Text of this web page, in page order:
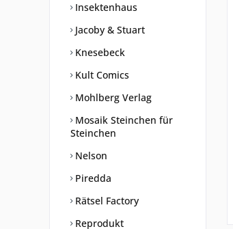
Insektenhaus
Jacoby & Stuart
Knesebeck
Kult Comics
Mohlberg Verlag
Mosaik Steinchen für
Steinchen
Nelson
Piredda
Rätsel Factory
Reprodukt